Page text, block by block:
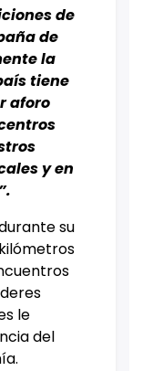
de
de
la
tiene
aforo
y en
su
le
del